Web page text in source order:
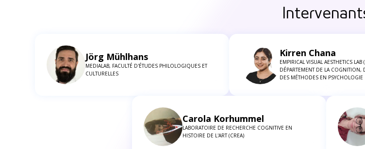
Jörg Mühlhans
MEDIALAB, FACULTÉ D'ÉTUDES PHILOLOGIQUES ET
CULTURELLES
Kirren Chana
EMPIRICAL VISUAL AESTHETICS LAB
DÉPARTEMENT DE LA COGNITION,
DES MÉTHODES EN PSYCHOLOGIE
Carola Korhummel
LABORATOIRE DE RECHERCHE COGNITIVE EN
HISTOIRE DE L'ART (CREA)